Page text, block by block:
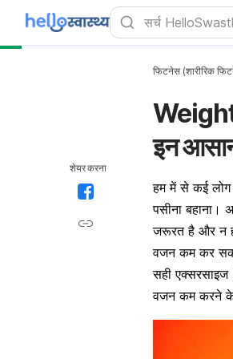
शेयर करना
फिटनेस (शारीरिक
इन
हम में से कई
पसीना
जरूरत है और न
वजन कम कर
सही
वजन कम करने के